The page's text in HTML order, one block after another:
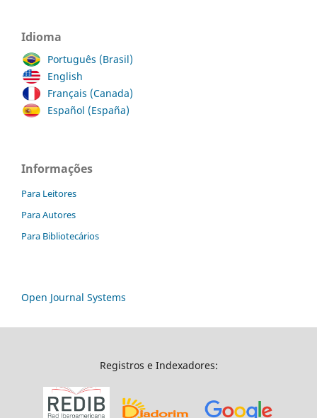
Idioma
Português (Brasil)
English
Français (Canada)
Español (España)
Informações
Para Leitores
Para Autores
Para Bibliotecários
Open Journal Systems
Registros e Indexadores: